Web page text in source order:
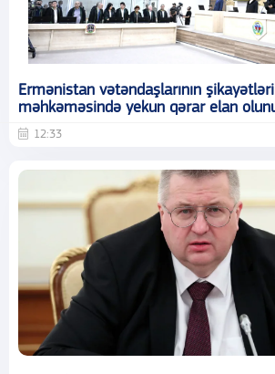
Ermənistan vətəndaşlarının
məhkəməsində yekun qərar elan
12:33